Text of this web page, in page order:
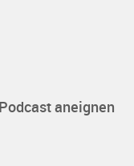
Podcast aneignen